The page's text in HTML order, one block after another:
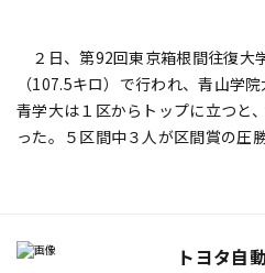
２日、第92回東京箱根間往復大
（107.5キロ）で行われ、青山学
青学大は１区からトップに立つと
った。５区間中３人が区間賞の圧
トヨタ自